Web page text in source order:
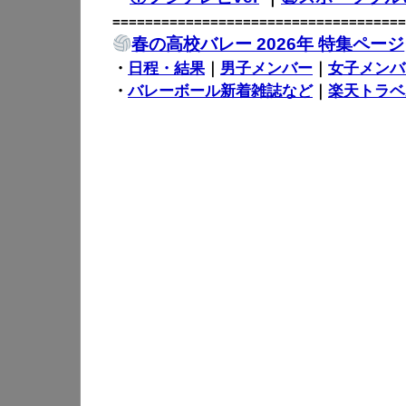
春の高校バレー 2026年 特集ページ
・ 日程・結果 男子メンバー
女子メン
・バレーボール新着雑誌など｜ 楽天トラ